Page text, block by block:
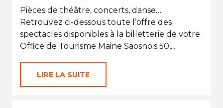
Pièces de théâtre, concerts, danse…
Retrouvez ci-dessous toute l’offre des
spectacles disponibles à la billetterie de votre
Office de Tourisme Maine Saosnois 50,...
LIRE LA SUITE